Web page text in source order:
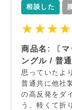
相談した
商品名: 〔
ングル / 普
思っていたよ
普通共に他社
の高反発をダ
う。軽くて折